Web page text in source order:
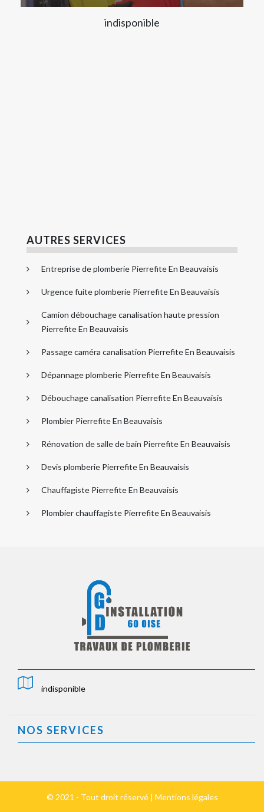
indisponible
AUTRES SERVICES
Entreprise de plomberie Pierrefite En Beauvaisis
Urgence fuite plomberie Pierrefite En Beauvaisis
Camion débouchage canalisation haute pression
Pierrefite En Beauvaisis
Passage caméra canalisation Pierrefite En Beauvaisis
Dépannage plomberie Pierrefite En Beauvaisis
Débouchage canalisation Pierrefite En Beauvaisis
Plombier Pierrefite En Beauvaisis
Rénovation de salle de bain Pierrefite En Beauvaisis
Devis plomberie Pierrefite En Beauvaisis
Chauffagiste Pierrefite En Beauvaisis
Plombier chauffagiste Pierrefite En Beauvaisis
indisponible
NOS SERVICES
© 2021 - Tout droit réservé | Mentions légales